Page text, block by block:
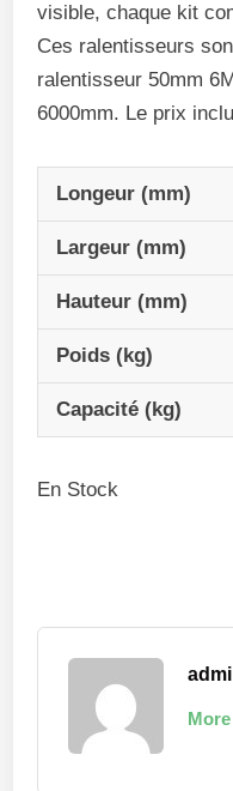
visible, chaque kit
Ces ralentisseurs
ralentisseur 50mm
6000mm. Le prix
Longeur (mm)
Largeur (mm)
Hauteur (mm)
Poids (kg)
Capacité (kg)
En Stock